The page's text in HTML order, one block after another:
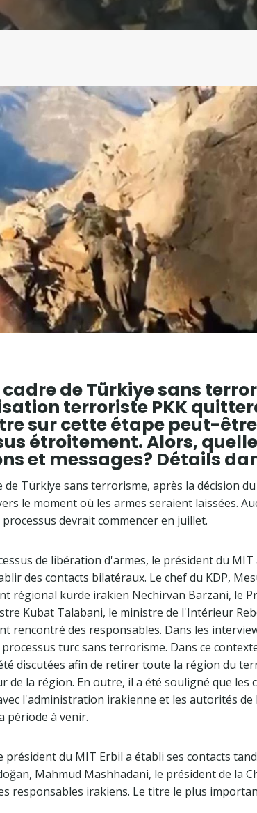
cadre de Türkiye sans
terroriste PKK
sur cette étape peut-
étroitement. Alors,
et messages? Détails
de Türkiye sans terrorisme, après la décision
le moment où les armes seraient laissées.
devrait commencer en juillet.
de libération d'armes, le président du
des contacts bilatéraux. Le chef du KDP,
régional kurde irakien Nechirvan Barzani, le
Kubat Talabani, le ministre de l'Intérieur
rencontré des responsables. Dans les
turc sans terrorisme. Dans ce
discutées afin de retirer toute la région du
de la région. En outre, il a été souligné que
l'administration irakienne et les autorités
période à venir.
président du MIT Erbil a établi ses contacts
Mahmud Mashhadani, le président de la
responsables irakiens. Le titre le plus